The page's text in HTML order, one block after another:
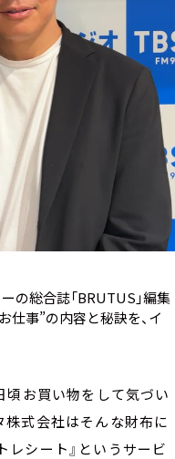
の総合誌「BRUTUS」編集
仕事”の内容と秘訣を、イ
頃お買い物をして気づい
株式会社はそんな財布に
シート』というサービ